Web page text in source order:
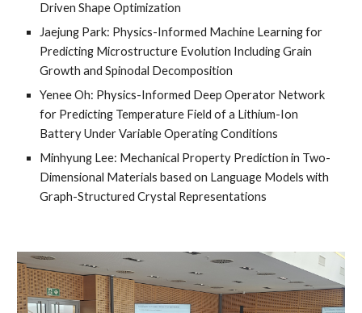
Driven Shape Optimization
Jaejung Park: Physics-Informed Machine Learning for
Predicting Microstructure Evolution Including Grain
Growth and Spinodal Decomposition
Yenee Oh: Physics-Informed Deep Operator Network
for Predicting Temperature Field of a Lithium-Ion
Battery Under Variable Operating Conditions
Minhyung Lee: Mechanical Property Prediction in Two-
Dimensional Materials based on Language Models with
Graph-Structured Crystal Representations